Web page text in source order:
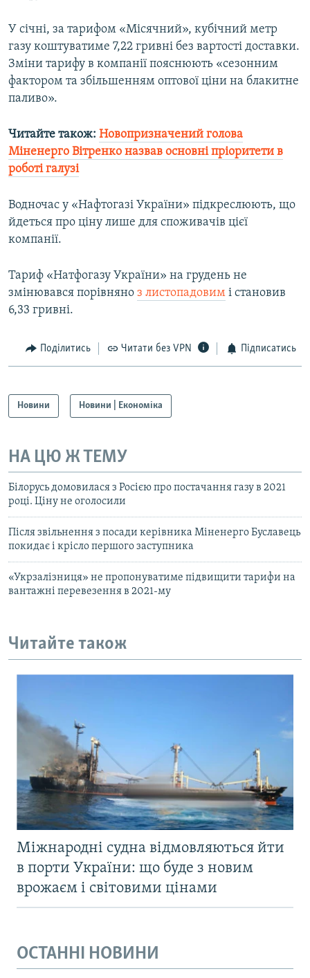
Усі сайти RFE/RL
У січні, за тарифом «Місячний», кубічний метр
газу коштуватиме 7,22 гривні без вартості доставки.
Зміни тарифу в компанії пояснюють «сезонним
фактором та збільшенням оптової ціни на блакитне
паливо».
Читайте також: Новопризначений голова
Міненерго Вітренко назвав основні пріоритети в
роботі галузі
Водночас у «Нафтогазі України» підкреслюють, що
йдеться про ціну лише для споживачів цієї
компанії.
Тариф «Натфогазу України» на грудень не
змінювався порівняно з листопадовим і становив
6,33 гривні.
Поділитись Читати без VPN Підписатись
Новини Новини | Економіка
НА ЦЮ Ж ТЕМУ
Білорусь домовилася з Росією про постачання газу в 2021
році. Ціну не оголосили
Після звільнення з посади керівника Міненерго Буславець
покидає і крісло першого заступника
«Укрзалізниця» не пропонуватиме підвищити тарифи на
вантажні перевезення в 2021-му
Читайте також
Міжнародні судна відмовляються йти
в порти України: що буде з новим
врожаєм і світовими цінами
ОСТАННІ НОВИНИ